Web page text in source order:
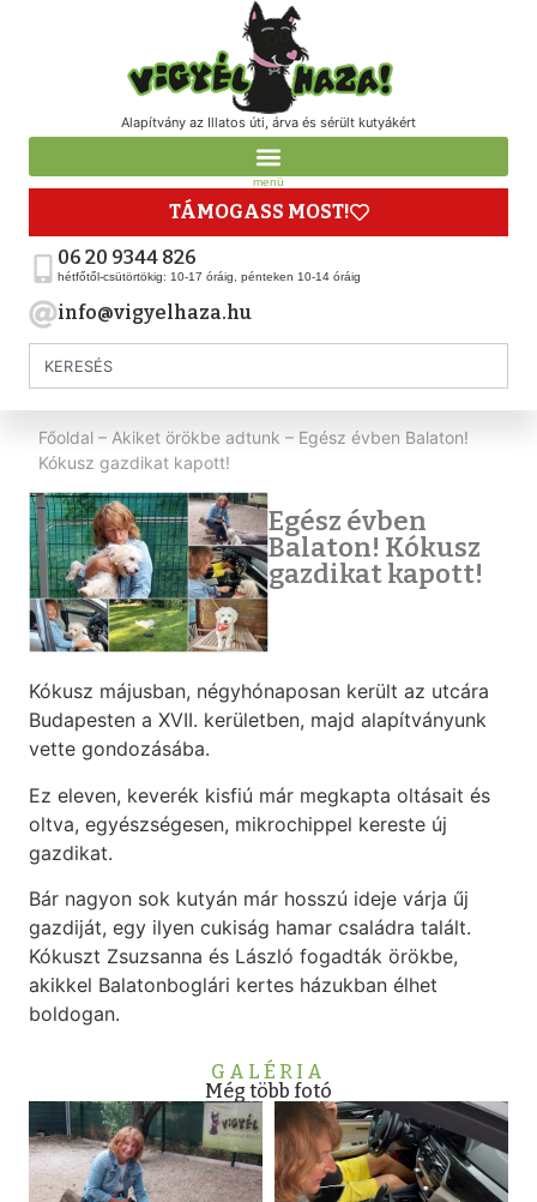
Alapítvány az Illatos úti, árva és sérült kutyákért
menü
TÁMOGASS MOST!
06 20 9344 826
hétfőtől-csütörtökig: 10-17 óráig, pénteken 10-14 óráig
info@vigyelhaza.hu
Főoldal – Akiket örökbe adtunk – Egész évben Balaton!
Kókusz gazdikat kapott!
Egész évben
Balaton! Kókusz
gazdikat kapott!
Kókusz májusban, négyhónaposan került az utcára
Budapesten a XVII. kerületben, majd alapítványunk
vette gondozásába.
Ez eleven, keverék kisfiú már megkapta oltásait és
oltva, egyészségesen, mikrochippel kereste új
gazdikat.
Bár nagyon sok kutyán már hosszú ideje várja űj
gazdiját, egy ilyen cukiság hamar családra talált.
Kókuszt Zsuzsanna és László fogadták örökbe,
akikkel Balatonboglári kertes házukban élhet
boldogan.
GALÉRIA
Még több fotó